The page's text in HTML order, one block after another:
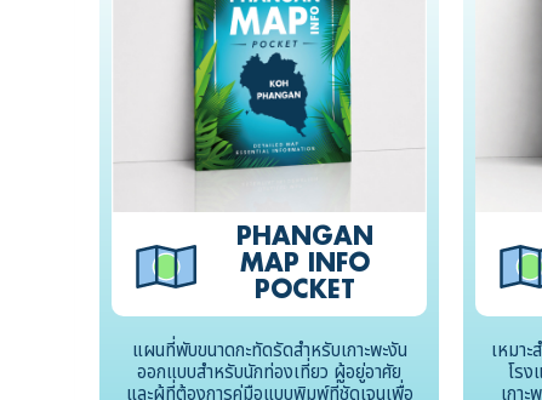
PHANGAN
MAP INFO
POCKET
แผนที่พับขนาดกะทัดรัดสำหรับเกาะพะงัน
ออกแบบสำหรับนักท่องเที่ยว ผู้อยู่อาศัย
เหมา
โรง